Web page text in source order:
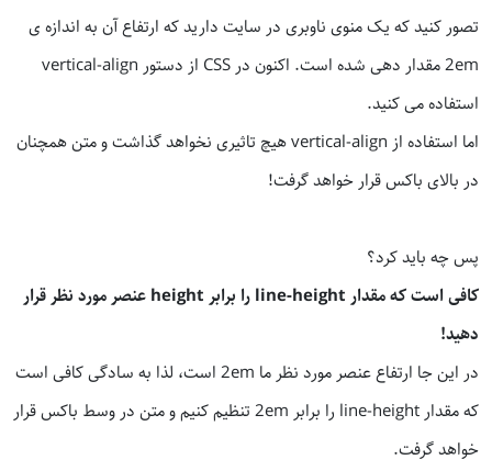
تصور کنید که یک منوی ناوبری در سایت دارید که ارتفاع آن به اندازه ی
2em مقدار دهی شده است. اکنون در CSS از دستور vertical-align
استفاده می کنید.
اما استفاده از vertical-align هیچ تاثیری نخواهد گذاشت و متن همچنان
در بالای باکس قرار خواهد گرفت!
پس چه باید کرد؟
کافی است که مقدار line-height را برابر height عنصر مورد نظر قرار
دهید!
در این جا ارتفاع عنصر مورد نظر ما 2em است، لذا به سادگی کافی است
که مقدار line-height را برابر 2em تنظیم کنیم و متن در وسط باکس قرار
خواهد گرفت.